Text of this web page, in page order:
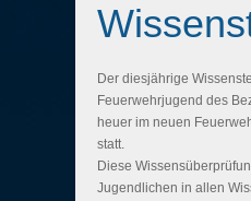
Der diesjährige
Feuerwehrjugend des
heuer im neuen
statt.
Diese
Jugendlichen in allen